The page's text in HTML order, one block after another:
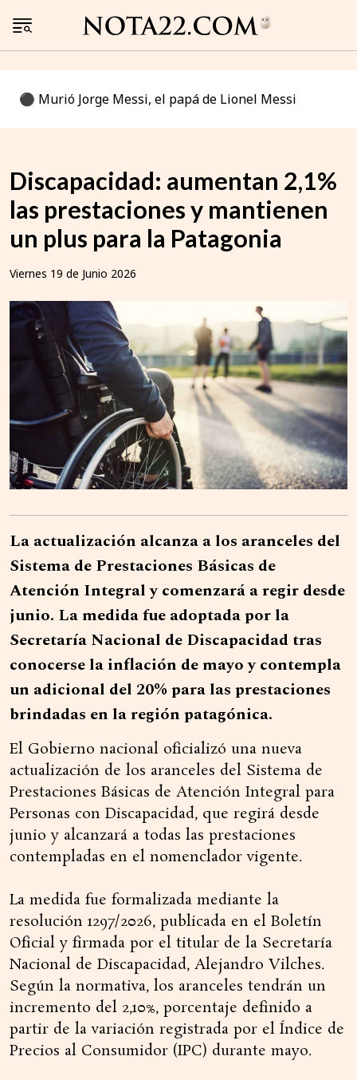
⚫️ Murió Jorge Messi, el papá de Lionel Messi
Discapacidad: aumentan 2,1%
las prestaciones y mantienen
un plus para la Patagonia
Viernes 19 de Junio 2026
La actualización alcanza a los aranceles del
Sistema de Prestaciones Básicas de
Atención Integral y comenzará a regir desde
junio. La medida fue adoptada por la
Secretaría Nacional de Discapacidad tras
conocerse la inflación de mayo y contempla
un adicional del 20% para las prestaciones
brindadas en la región patagónica.
El Gobierno nacional oficializó una nueva
actualización de los aranceles del Sistema de
Prestaciones Básicas de Atención Integral para
Personas con Discapacidad, que regirá desde
junio y alcanzará a todas las prestaciones
contempladas en el nomenclador vigente.
La medida fue formalizada mediante la
resolución 1297/2026, publicada en el Boletín
Oficial y firmada por el titular de la Secretaría
Nacional de Discapacidad, Alejandro Vilches.
Según la normativa, los aranceles tendrán un
incremento del 2,10%, porcentaje definido a
partir de la variación registrada por el Índice de
Precios al Consumidor (IPC) durante mayo.